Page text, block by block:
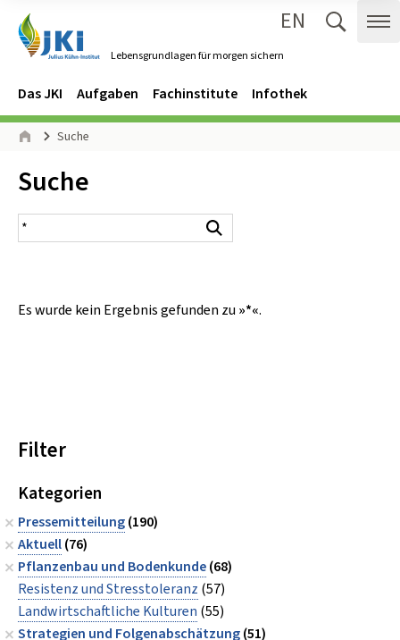
Lebensgrundlagen für morgen sichern
EN
Navigation
Hauptmenü
Das JKI Aufgaben Fachinstitute Infothek
Seitenpfad
Suche
Inhalt:
Suche
Suchergebnis
Es wurde kein Ergebnis gefunden zu »*«.
Filter
Kategorien
Pressemitteilung(190)
Aktuell(76)
Pflanzenbau und Bodenkunde(68)
Resistenz und Stresstoleranz (57)
Landwirtschaftliche Kulturen (55)
Strategien und Folgenabschätzung(51)